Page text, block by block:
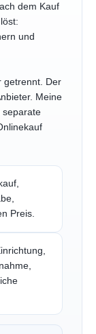
dem Kauf
und
getrennt. Der
Meine
separate
Preis.